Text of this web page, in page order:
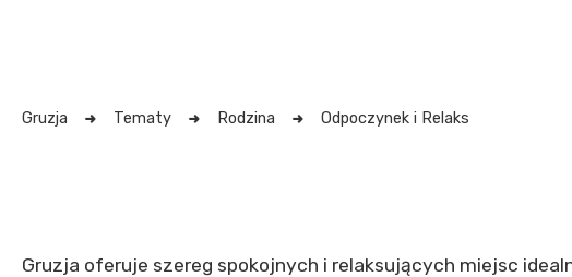
Gruzja Tematy Rodzina Odpoczynek i Relaks
Gruzja oferuje szereg spokojnych i relaksujących miejsc